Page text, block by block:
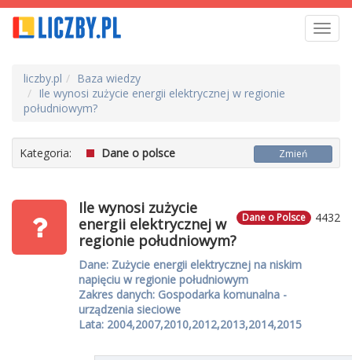
liczby.pl
Baza wiedzy
Ile wynosi zużycie energii elektrycznej w regionie
południowym?
Kategoria: Dane o polsce Zmień
4432
Dane o Polsce
Ile wynosi zużycie
energii elektrycznej w
regionie południowym?
Dane: Zużycie energii elektrycznej na niskim
napięciu w regionie południowym
Zakres danych: Gospodarka komunalna -
urządzenia sieciowe
Lata: 2004,2007,2010,2012,2013,2014,2015